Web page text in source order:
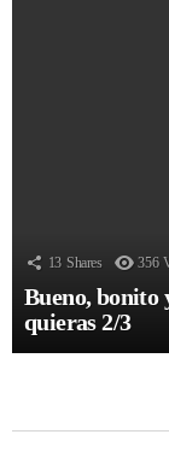
13 Shares 356
Bueno, bonito
quieras 2/3